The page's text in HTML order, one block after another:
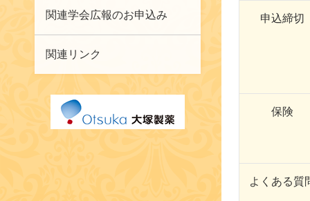
関連学会広報のお申込み
関連リンク
申込締切
保険
よくある質